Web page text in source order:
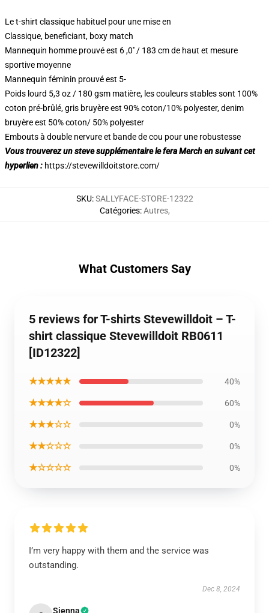
Le t-shirt classique habituel pour une mise en
Classique, beneficiant, boxy match
Mannequin homme prouvé est 6 ,0′′ / 183 cm de haut et mesure
sportive moyenne
Mannequin féminin prouvé est 5-
Poids lourd 5,3 oz / 180 gsm matière, les couleurs stables sont 100%
coton pré-brûlé, gris bruyère est 90% coton/10% polyester, denim
bruyère est 50% coton/ 50% polyester
Embouts à double nervure et bande de cou pour une robustesse
Vous trouverez un steve supplémentaire le fera Merch en suivant cet
hyperlien : https://stevewilldoitstore.com/
SKU:SALLYFACE-STORE-12322
Catégories:Autres,
What Customers Say
5 reviews for T-shirts Stevewilldoit – T-
shirt classique Stevewilldoit RB0611
[ID12322]
★★★★★ 40%
★★★★☆ 60%
★★★☆☆ 0%
★★☆☆☆ 0%
★☆☆☆☆ 0%
I’m very happy with them and the service was
outstanding.
Dec 8, 2024
Sienna